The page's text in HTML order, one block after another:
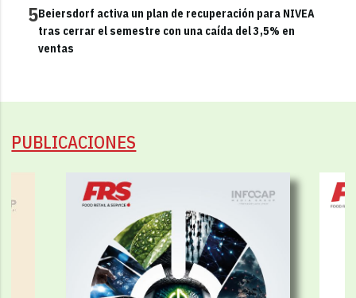
5Beiersdorf activa un plan de recuperación para NIVEA
tras cerrar el semestre con una caída del 3,5% en
ventas
PUBLICACIONES